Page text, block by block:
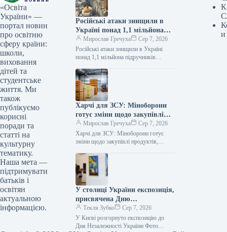
«Освіта
України» —
портал новин
про освітню
сферу країни:
школи,
виховання
дітей та
студентське
життя. Ми
також
публікуємо
корисні
поради та
статті на
культурну
тематику.
Наша мета —
підтримувати
батьків і
освітян
актуальною
інформацією.
Російські атаки знищили в
Україні понад 1,1 мільйона
підручників
Мирослав Гречуха
Сер 7, 2026
Російські атаки знищили в Україні
понад 1,1 мільйона підручників
російські атаки знищено понад 1,1 млн
українських…
Харчі для ЗСУ: Міноборони
готує зміни щодо закупівлі
продуктів, логістики та
контролю якості
Мирослав Гречуха
Сер 7, 2026
Харчі для ЗСУ: Міноборони готує
зміни щодо закупівлі продуктів,
07.08.2026 19:00 Укрінформ
Міністерство оборони України та…
У столиці України експозиція,
присвячена Дню
Незалежності
Текля Зубко
Сер 7, 2026
У Києві розгорнуто експозицію до
Дня Незалежності України Фото
и